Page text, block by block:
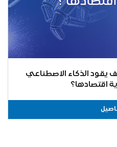
يقود الذكاء الاصطناعي
اقتصادها؟